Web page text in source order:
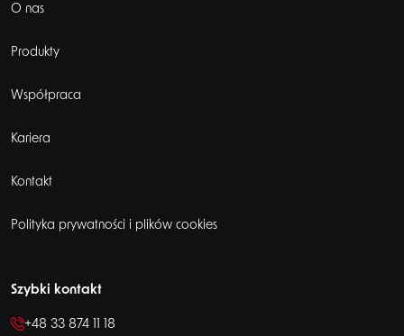
O nas
Produkty
Współpraca
Kariera
Kontakt
Polityka prywatności i plików cookies
Szybki kontakt
+48 33 874 11 18